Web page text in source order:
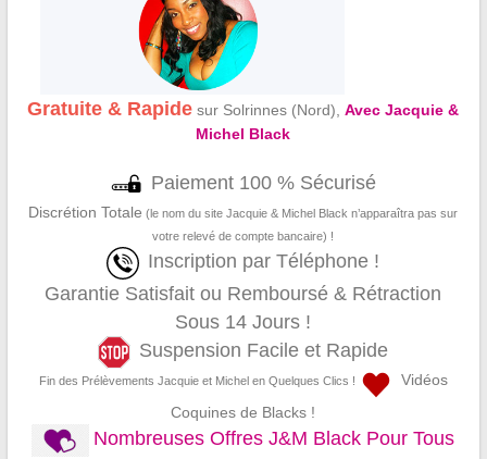
Gratuite & Rapide sur Solrinnes (Nord),Avec Jacquie &
Michel Black
Paiement 100 % Sécurisé
Discrétion Totale (le nom du site Jacquie & Michel Black n’apparaîtra pas sur
votre relevé de compte bancaire) !
Inscription par Téléphone !
Garantie Satisfait ou Remboursé & Rétraction
Sous 14 Jours !
Suspension Facile et Rapide
Fin des Prélèvements Jacquie et Michel en Quelques Clics !
Vidéos
Coquines de Blacks !
Nombreuses Offres J&M Black Pour Tous